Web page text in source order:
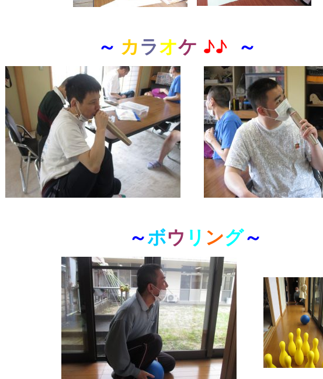
～ カラオケ ♪♪ ～
～ボウ リ ング～